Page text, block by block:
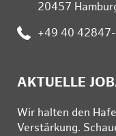
20457
Telefon:
+49 40
AKTUELLE
Wir hal­ten den
Ver­stär­kung.